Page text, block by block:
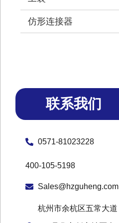
仿形连接器
联系我们
0571-81023228
400-105-5198
Sales@hzguheng.com
杭州市余杭区五常大道